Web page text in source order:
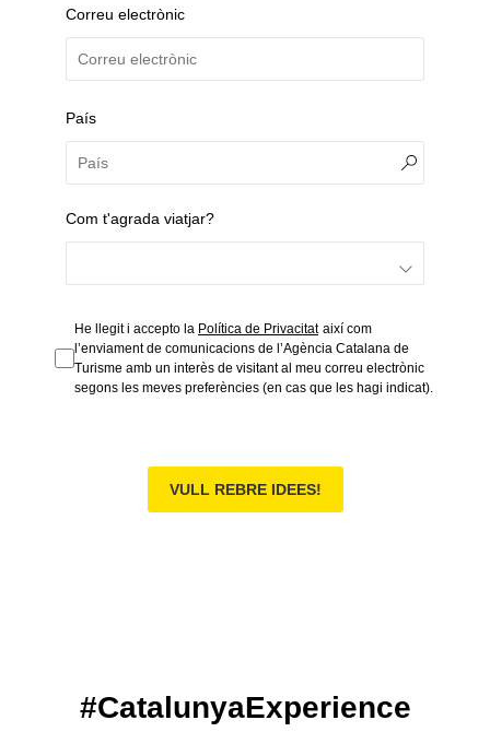
Correu electrònic
País
Com t'agrada viatjar?
He llegit i accepto la Política de Privacitat així com
l’enviament de comunicacions de l’Agència Catalana de
Turisme amb un interès de visitant al meu correu electrònic
segons les meves preferències (en cas que les hagi indicat).
VULL REBRE IDEES!
#CatalunyaExperience